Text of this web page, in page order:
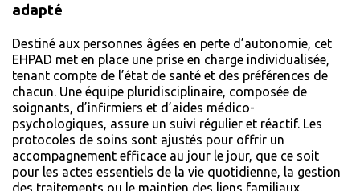
adapté
Destiné aux personnes âgées en perte d’autonomie, cet
EHPAD met en place une prise en charge individualisée,
tenant compte de l’état de santé et des préférences de
chacun. Une équipe pluridisciplinaire, composée de
soignants, d’infirmiers et d’aides médico-
psychologiques, assure un suivi régulier et réactif. Les
protocoles de soins sont ajustés pour offrir un
accompagnement efficace au jour le jour, que ce soit
pour les actes essentiels de la vie quotidienne, la gestion